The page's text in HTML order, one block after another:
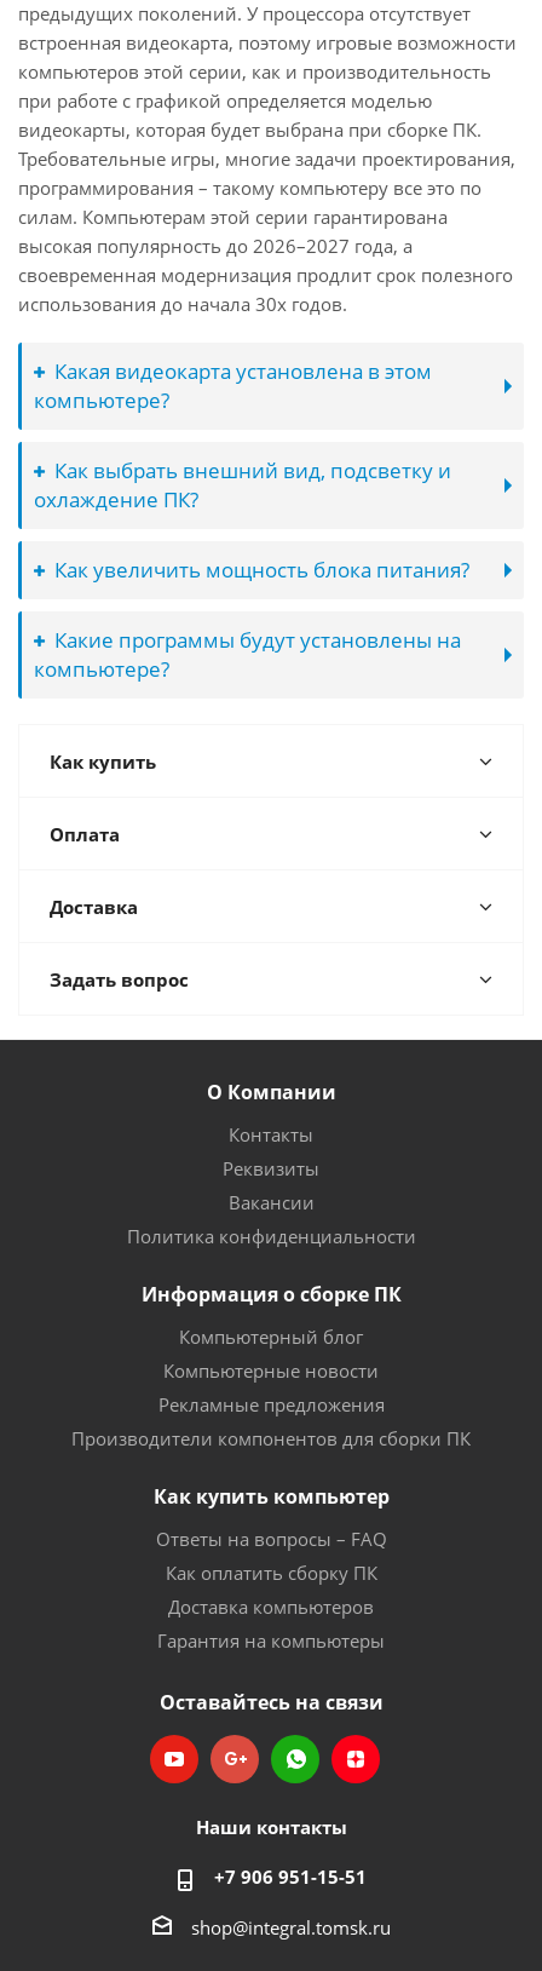
предыдущих поколений. У процессора отсутствует
встроенная видеокарта, поэтому игровые возможности
компьютеров этой серии, как и производительность
при работе с графикой определяется моделью
видеокарты, которая будет выбрана при сборке ПК.
Требовательные игры, многие задачи проектирования,
программирования – такому компьютеру все это по
силам. Компьютерам этой серии гарантирована
высокая популярность до 2026–2027 года, а
своевременная модернизация продлит срок полезного
использования до начала 30х годов.
Какая видеокарта установлена в этом
компьютере?
Как выбрать внешний вид, подсветку и
охлаждение ПК?
Как увеличить мощность блока питания?
Какие программы будут установлены на
компьютере?
Как купить
Оплата
Доставка
Задать вопрос
О Компании
Контакты
Реквизиты
Вакансии
Политика конфиденциальности
Информация о сборке ПК
Компьютерный блог
Компьютерные новости
Рекламные предложения
Производители компонентов для сборки ПК
Как купить компьютер
Ответы на вопросы – FAQ
Как оплатить сборку ПК
Доставка компьютеров
Гарантия на компьютеры
Оставайтесь на связи
Наши контакты
+7 906 951-15-51
shop@integral.tomsk.ru